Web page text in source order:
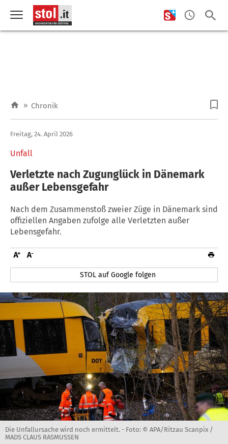
» Chronik
Unfall
Freitag, 24. April 2026
Verletzte nach Zugunglück in Dänemark
außer Lebensgefahr
Nach dem Zusammenstoß zweier Züge in Dänemark sind
offiziellen Angaben zufolge alle Verletzten außer
Lebensgefahr.
STOL auf Google folgen
Die Unfallursache wird noch ermittelt. - Foto: © APA/Ritzau Scanpix /
MADS CLAUS RASMUSSEN